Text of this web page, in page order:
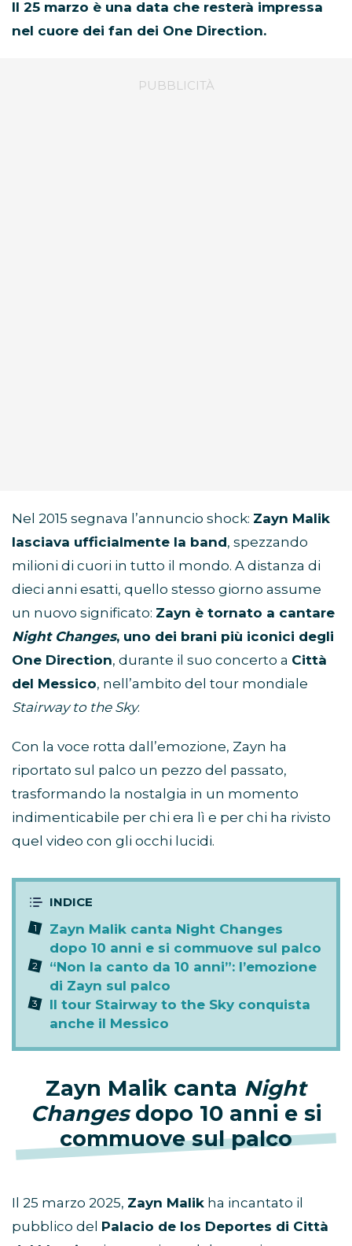
Il 25 marzo è una data che resterà impressa
nel cuore dei fan dei One Direction.
Nel 2015 segnava l’annuncio shock: Zayn Malik
lasciava ufficialmente la band, spezzando
milioni di cuori in tutto il mondo. A distanza di
dieci anni esatti, quello stesso giorno assume
un nuovo significato: Zayn è tornato a cantare
Night Changes, uno dei brani più iconici degli
One Direction, durante il suo concerto a Città
del Messico, nell’ambito del tour mondiale
Stairway to the Sky.
Con la voce rotta dall’emozione, Zayn ha
riportato sul palco un pezzo del passato,
trasformando la nostalgia in un momento
indimenticabile per chi era lì e per chi ha rivisto
quel video con gli occhi lucidi.
Zayn Malik canta Night Changes
dopo 10 anni e si commuove sul palco
“Non la canto da 10 anni”: l’emozione
di Zayn sul palco
Il tour Stairway to the Sky conquista
anche il Messico
Zayn Malik canta Night
Changesdopo 10 anni e si
commuove sul palco
Il 25 marzo 2025, Zayn Malik ha incantato il
pubblico del Palacio de los Deportes di Città